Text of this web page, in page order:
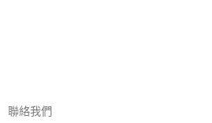
聯絡我們